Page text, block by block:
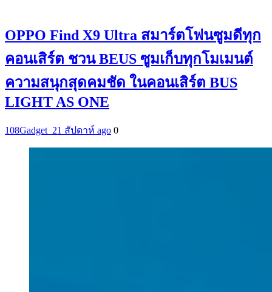
OPPO Find X9 Ultra สมาร์ตโฟนซูมดีทุก
คอนเสิร์ต ชวน BEUS ซูมเก็บทุกโมเมนต์
ความสนุกสุดคมชัด ในคอนเสิร์ต BUS
LIGHT AS ONE
108Gadget_21 สัปดาห์ ago 0